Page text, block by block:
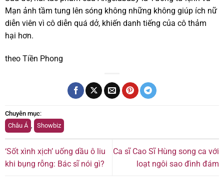
Mạn ảnh tầm tung lên sóng không những không giúp ích nữ
diễn viên vì cô diễn quá dở, khiến danh tiếng của cô thảm
hại hơn.
theo Tiền Phong
Chuyên mục:
Châu Á , Showbiz
‘Sốt xình xịch’ uống dầu ô liu
khi bụng rỗng: Bác sĩ nói gì?
Ca sĩ Cao Sĩ Hùng song ca với
loạt ngôi sao đình đám